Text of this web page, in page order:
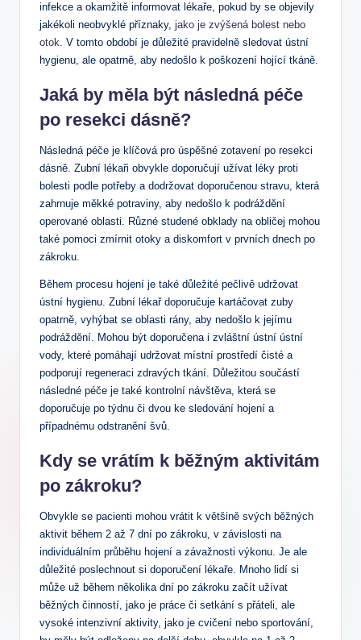
infekce a okamžitě informovat lékaře, pokud by se objevily
jakékoli neobvyklé příznaky, jako je zvýšená bolest nebo
otok. V tomto období je důležité pravidelně sledovat ústní
hygienu, ale opatrně, aby nedošlo k poškození hojící tkáně.
Jaká by měla být následná péče
po resekci dásně?
Následná péče je klíčová pro úspěšné zotavení po resekci
dásně. Zubní lékaři obvykle doporučují užívat léky proti
bolesti podle potřeby a dodržovat doporučenou stravu, která
zahrnuje měkké potraviny, aby nedošlo k podráždění
operované oblasti. Různé studené obklady na obličej mohou
také pomoci zmírnit otoky a diskomfort v prvních dnech po
zákroku.
Během procesu hojení je také důležité pečlivě udržovat
ústní hygienu. Zubní lékař doporučuje kartáčovat zuby
opatrně, vyhýbat se oblasti rány, aby nedošlo k jejímu
podráždění. Mohou být doporučena i zvláštní ústní ústní
vody, které pomáhají udržovat místní prostředí čisté a
podporují regeneraci zdravých tkání. Důležitou součástí
následné péče je také kontrolní návštěva, která se
doporučuje po týdnu či dvou ke sledování hojení a
případnému odstranění švů.
Kdy se vrátím k běžným aktivitám
po zákroku?
Obvykle se pacienti mohou vrátit k většině svých běžných
aktivit během 2 až 7 dní po zákroku, v závislosti na
individuálním průběhu hojení a závažnosti výkonu. Je ale
důležité poslechnout si doporučení lékaře. Mnoho lidí si
může už během několika dní po zákroku začít užívat
běžných činností, jako je práce či setkání s přáteli, ale
vysoké intenzivní aktivity, jako je cvičení nebo sportování,